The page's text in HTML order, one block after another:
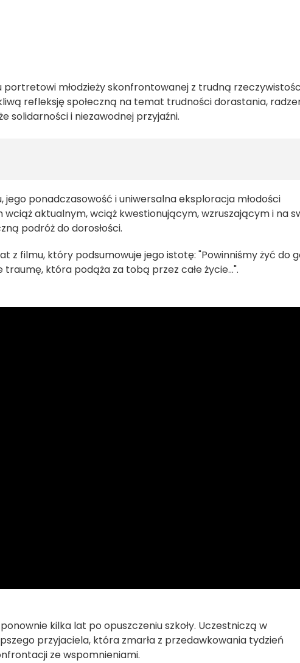
portretowi młodzieży skonfrontowanej z trudną
refleksję społeczną na temat trudności dorastania,
solidarności i niezawodnej przyjaźni.
jego ponadczasowość i uniwersalna eksploracja młodości
wciąż aktualnym, wciąż kwestionującym, wzruszającym i na
podróż do dorosłości.
z filmu, który podsumowuje jego istotę: "Powinniśmy żyć do
traumę, która podąża za tobą przez całe życie...".
kilka lat po opuszczeniu szkoły. Uczestniczą w
przyjaciela, która zmarła z przedawkowania tydzień
ze wspomnieniami.